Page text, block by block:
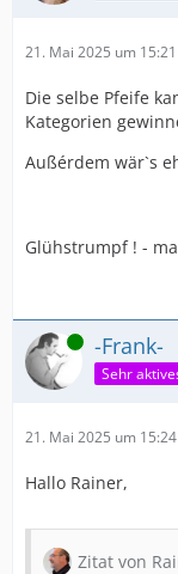
21. Mai 2025 um 15:21
Die selbe Pfeife
Kategorien
Außérdem wär`s
Glühstrumpf ! -
Online -Frank-
Sehr
21. Mai 2025 um 15:24
Hallo Rainer,
Zitat von